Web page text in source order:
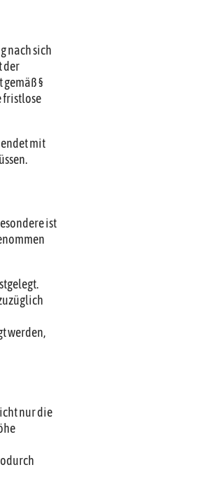
nach sich
der
§
fristlose
mit
ist
werden,
nur die